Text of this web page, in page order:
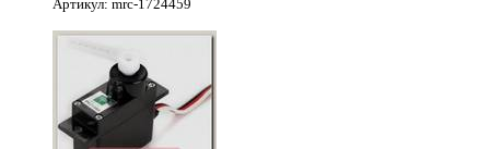
Артикул: mrc-1724459